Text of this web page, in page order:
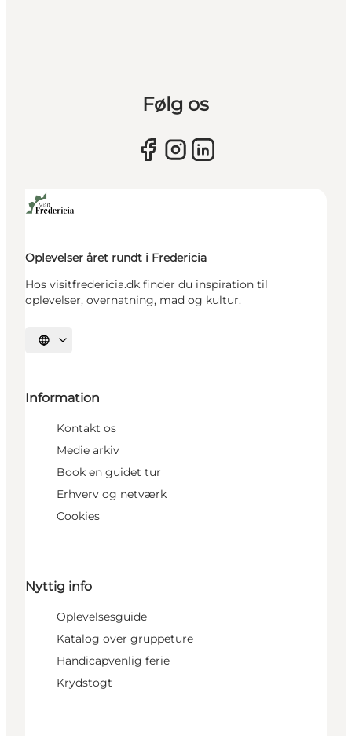
Følg os
Oplevelser året rundt i Fredericia
Hos visitfredericia.dk finder du inspiration til
oplevelser, overnatning, mad og kultur.
Vælg sprog
Information
Kontakt os
Medie arkiv
Book en guidet tur
Erhverv og netværk
Cookies
Nyttig info
Oplevelsesguide
Katalog over gruppeture
Handicapvenlig ferie
Krydstogt